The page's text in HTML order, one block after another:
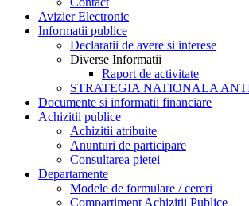
Avizier Electronic
Informatii publice
Declaratii de avere si interese
Diverse Informatii
Raport de activitate
STRATEGIA NATIONALA
Documente si informatii financiare
Achizitii publice
Achizitii atribuite
Anunturi de participare
Consultarea pietei
Departamente
Modele de formulare / cereri
Compartiment Achizitii Publice